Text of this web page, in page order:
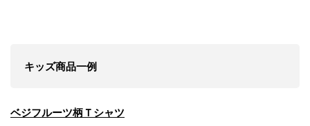
キッズ商品一例
ベジフルーツ柄Ｔシャツ